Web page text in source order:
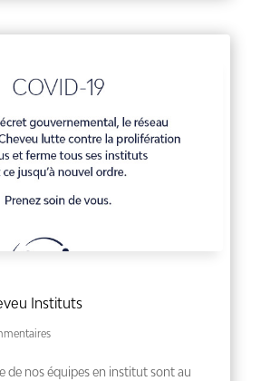
Instituts
de nos équipes en institut sont au